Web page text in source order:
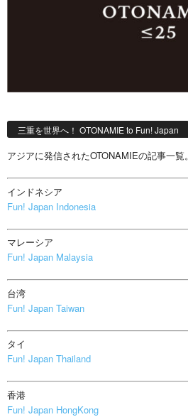
三重を世界へ！ OTONAMIE to Fun! Japan
アジアに発信されたOTONAMIEの記事一覧。
インドネシア
Fun! Japan Indonesia
マレーシア
Fun! Japan Malaysia
台湾
Fun! Japan Taiwan
タイ
Fun! Japan Thailand
香港
Fun! Japan HongKong